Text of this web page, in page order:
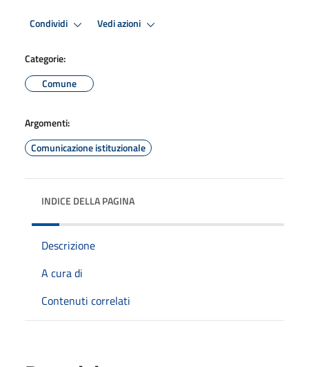
Condividi Vedi azioni
Categorie:
Comune
Argomenti:
Comunicazione istituzionale
INDICE DELLA PAGINA
Descrizione
A cura di
Contenuti correlati